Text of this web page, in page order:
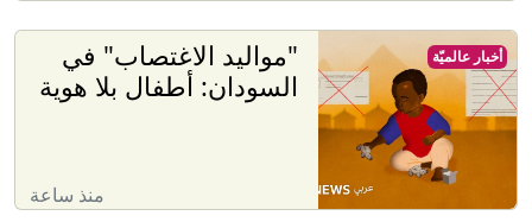
"​​مواليد الاغتصاب" في
السودان: أطفال بلا هوية
منذ ساعة
أخبار عالميّة